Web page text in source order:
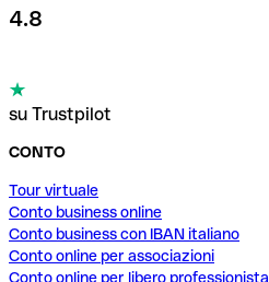
4.8
su Trustpilot
CONTO
Tour virtuale
Conto business online
Conto business con IBAN italiano
Conto online per associazioni
Conto online per libero professionista